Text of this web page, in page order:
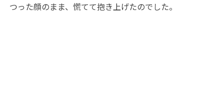
つった顔のまま、慌てて抱き上げたのでした。